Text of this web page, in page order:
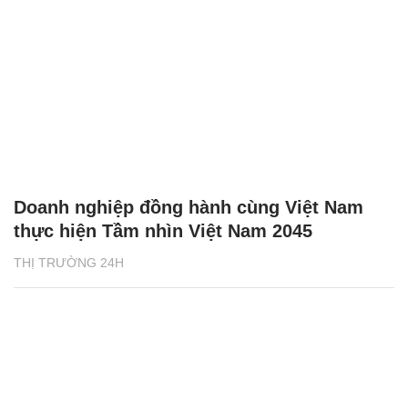
THỊ TRƯỜNG 24H
Doanh nghiệp đồng hành cùng Việt Nam
thực hiện Tầm nhìn Việt Nam 2045